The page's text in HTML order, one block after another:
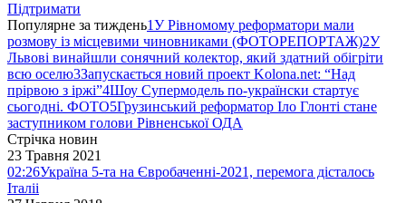
Підтримати
Популярне за тиждень1У Рівномому реформатори мали
розмову із місцевими чиновниками (ФОТОРЕПОРТАЖ)2У
Львові винайшли сонячний колектор, який здатний обігріти
всю оселю3Запускається новий проект Kolona.net: “Над
прірвою з іржі”4Шоу Супермодель по-українски стартує
сьогодні. ФОТО5Грузинський реформатор Іло Глонті стане
заступником голови Рівненської ОДА
Стрічка новин
23 Травня 2021
02:26Україна 5-та на Євробаченні-2021, перемога дісталось
Італіі